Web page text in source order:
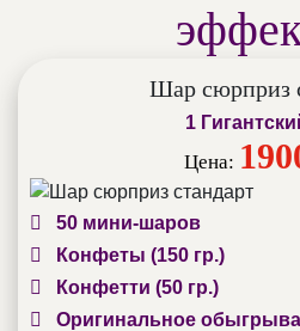
Шар сюрприз
1
Цена:
50 мини-шаров
Конфеты (150 гр.)
Конфетти (50 гр.)
Оригинальное